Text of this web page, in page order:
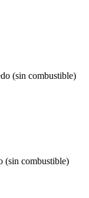
(sin combustible)
(sin combustible)